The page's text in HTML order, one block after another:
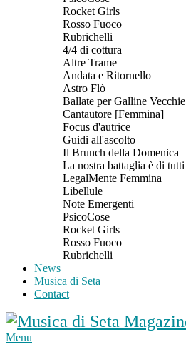
Rocket Girls
Rosso Fuoco
Rubrichelli
4/4 di cottura
Altre Trame
Andata e Ritornello
Astro Flò
Ballate per Galline Vecchie
Cantautore [Femmina]
Focus d'autrice
Guidi all'ascolto
Il Brunch della Domenica
La nostra battaglia è di tutti
LegalMente Femmina
Libellule
Note Emergenti
PsicoCose
Rocket Girls
Rosso Fuoco
Rubrichelli
News
Musica di Seta
Contact
Menu